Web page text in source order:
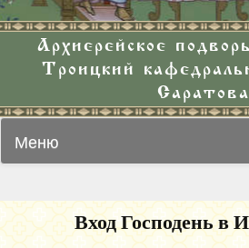
Архиерейское
Троицкий
Саратова
Меню
Вход Господень в